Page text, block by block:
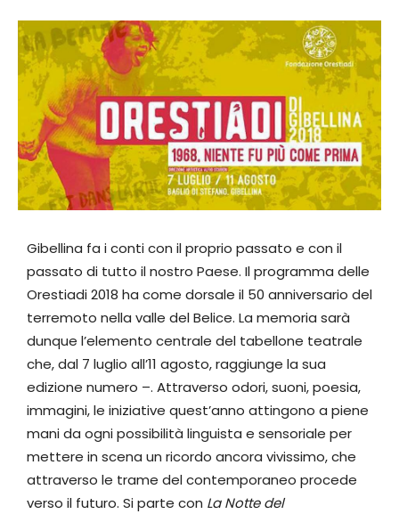
Gibellina fa i conti con il proprio passato e con il
passato di tutto il nostro Paese. Il programma delle
Orestiadi 2018 ha come dorsale il 50 anniversario del
terremoto nella valle del Belice. La memoria sarà
dunque l’elemento centrale del tabellone teatrale
che, dal 7 luglio all’11 agosto, raggiunge la sua
edizione numero –. Attraverso odori, suoni, poesia,
immagini, le iniziative quest’anno attingono a piene
mani da ogni possibilità linguista e sensoriale per
mettere in scena un ricordo ancora vivissimo, che
attraverso le trame del contemporaneo procede
verso il futuro. Si parte con La Notte del